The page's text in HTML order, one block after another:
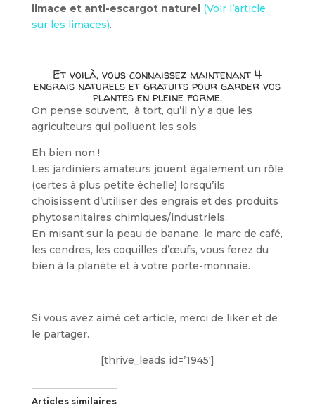
limace et anti-escargot naturel (Voir l’article
sur les limaces).
Et voilà, vous connaissez maintenant 4
engrais naturels et gratuits pour garder vos
plantes en pleine forme.
On pense souvent, à tort, qu’il n’y a que les
agriculteurs qui polluent les sols.
Eh bien non !
Les jardiniers amateurs jouent également un rôle
(certes à plus petite échelle) lorsqu’ils
choisissent d’utiliser des engrais et des produits
phytosanitaires chimiques/industriels.
En misant sur la peau de banane, le marc de café,
les cendres, les coquilles d’œufs, vous ferez du
bien à la planète et à votre porte-monnaie.
Si vous avez aimé cet article, merci de liker et de
le partager.
[thrive_leads id=’1945′]
Articles similaires